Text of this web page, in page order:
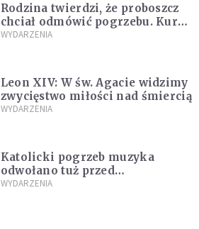
Rodzina twierdzi, że proboszcz
chciał odmówić pogrzebu. Kuria
zapowiada wyjaśnienia
WYDARZENIA
Leon XIV: W św. Agacie widzimy
zwycięstwo miłości nad śmiercią
WYDARZENIA
Katolicki pogrzeb muzyka
odwołano tuż przed
uroczystością. Powodem była
WYDARZENIA